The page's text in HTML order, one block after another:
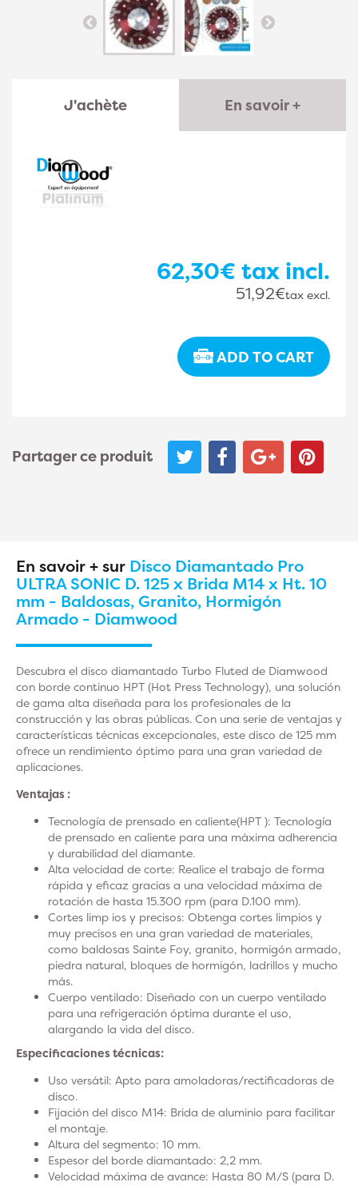
J'achète En savoir +
62,30€ tax incl.
51,92€tax excl.
ADD TO CART
Partager ce produit
En savoir + sur Disco Diamantado Pro
ULTRA SONIC D. 125 x Brida M14 x Ht. 10
mm - Baldosas, Granito, Hormigón
Armado - Diamwood
Descubra el disco diamantado Turbo Fluted de Diamwood
con borde continuo HPT (Hot Press Technology), una solución
de gama alta diseñada para los profesionales de la
construcción y las obras públicas. Con una serie de ventajas y
características técnicas excepcionales, este disco de 125 mm
ofrece un rendimiento óptimo para una gran variedad de
aplicaciones.
Ventajas :
Tecnología de prensado en caliente(HPT ): Tecnología
de prensado en caliente para una máxima adherencia
y durabilidad del diamante.
Alta velocidad de corte: Realice el trabajo de forma
rápida y eficaz gracias a una velocidad máxima de
rotación de hasta 15.300 rpm (para D.100 mm).
Cortes limp ios y precisos: Obtenga cortes limpios y
muy precisos en una gran variedad de materiales,
como baldosas Sainte Foy, granito, hormigón armado,
piedra natural, bloques de hormigón, ladrillos y mucho
más.
Cuerpo ventilado: Diseñado con un cuerpo ventilado
para una refrigeración óptima durante el uso,
alargando la vida del disco.
Especificaciones técnicas:
Uso versátil: Apto para amoladoras/rectificadoras de
disco.
Fijación del disco M14: Brida de aluminio para facilitar
el montaje.
Altura del segmento: 10 mm.
Espesor del borde diamantado: 2,2 mm.
Velocidad máxima de avance: Hasta 80 M/S (para D.